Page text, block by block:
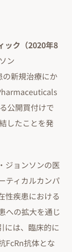
ック（2020年8
ン
の新規治療にか
公開買付けで
したことを発
ジョンソンの医
ティカルカンパ
性疾患における
への拡大を通じ
には、臨床的に
FcRn抗体とな